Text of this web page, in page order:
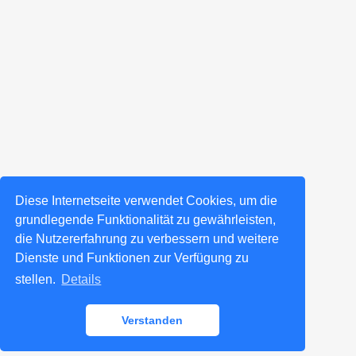
Diese Internetseite verwendet Cookies, um die
grundlegende Funktionalität zu gewährleisten,
die Nutzererfahrung zu verbessern und weitere
Dienste und Funktionen zur Verfügung zu
stellen. Details
Verstanden